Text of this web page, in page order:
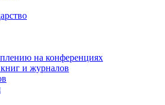
на конференциях
и журналов